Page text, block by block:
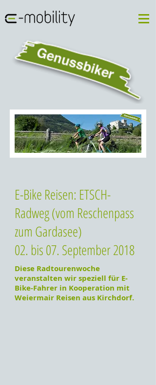
E-Bike Reisen: ETSCH-
Radweg (vom Reschenpass
zum Gardasee)
02. bis 07. September 2018
Diese Radtourenwoche
veranstalten wir speziell für E-
Bike-Fahrer in Kooperation mit
Weiermair Reisen aus Kirchdorf.